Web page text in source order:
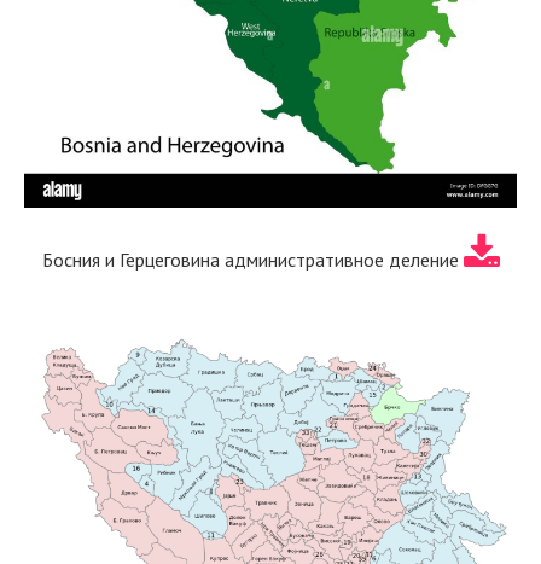
Босния и Герцеговина административное деление